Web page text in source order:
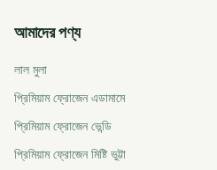
আমাদের পণ্য
লাল মুলা
প্রিমিয়াম ফ্রোজেন এডামামে
প্রিমিয়াম ফ্রোজেন ভেন্ডি
প্রিমিয়াম ফ্রোজেন মিষ্টি ভুট্টা